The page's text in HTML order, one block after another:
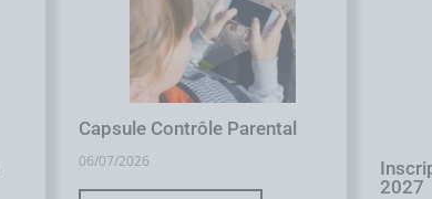
Capsule Contrôle Parental
06/07/2026
2027